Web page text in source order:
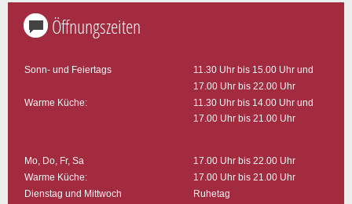
Öffnungszeiten
Sonn- und Feiertags
Warme Küche:
11.30 Uhr bis 15.00 Uhr und
17.00 Uhr bis 22.00 Uhr
11.30 Uhr bis 14.00 Uhr und
17.00 Uhr bis 21.00 Uhr
Mo, Do, Fr, Sa
Warme Küche:
Dienstag und Mittwoch
17.00 Uhr bis 22.00 Uhr
17.00 Uhr bis 21.00 Uhr
Ruhetag